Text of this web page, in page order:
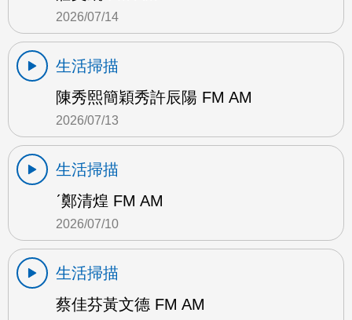
2026/07/14
生活掃描
陳秀熙簡穎秀許辰陽 FM AM
2026/07/13
生活掃描
ˊ鄭清煌 FM AM
2026/07/10
生活掃描
蔡佳芬黃文德 FM AM